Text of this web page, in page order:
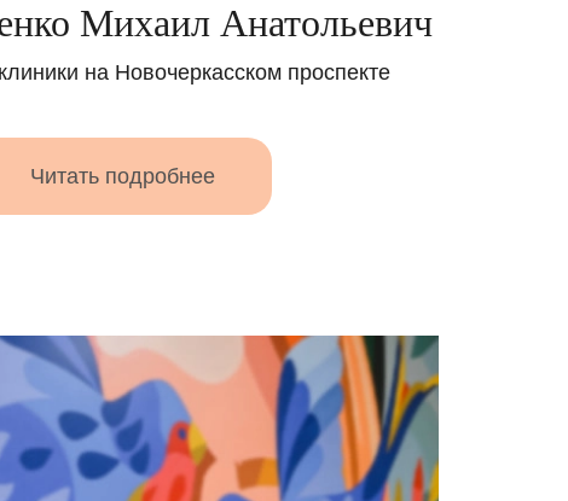
Михаил Анатольевич
на Новочеркасском проспекте
Читать подробнее